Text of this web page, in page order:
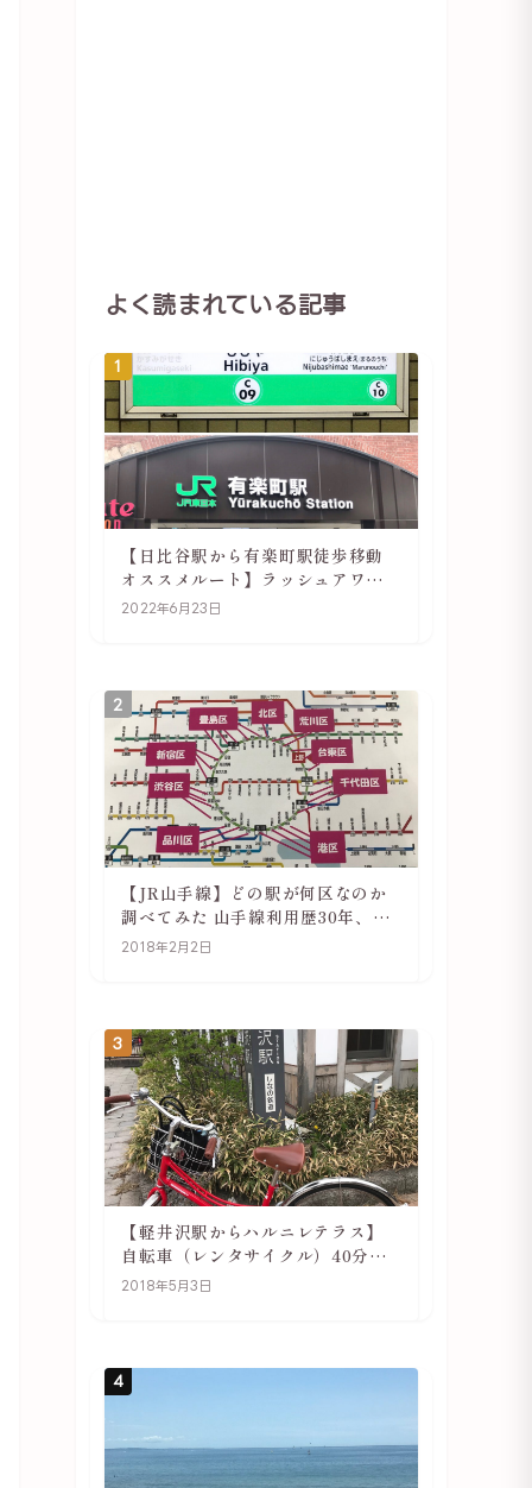
よく読まれている記事
1
【日比谷駅から有楽町駅徒歩移動
オススメルート】ラッシュアワー
でも快適
2022年6月23日
2
【JR山手線】どの駅が何区なのか
調べてみた 山手線利用歴30年、私
の考察
2018年2月2日
3
【軽井沢駅からハルニレテラス】
自転車（レンタサイクル）40分で
行ける 軽井沢旅行は自転車利用が
2018年5月3日
4